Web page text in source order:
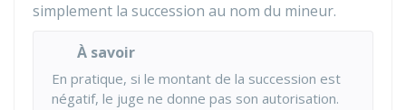
simplement la succession au nom du mineur.
À savoir
En pratique, si le montant de la succession est
négatif, le juge ne donne pas son autorisation.